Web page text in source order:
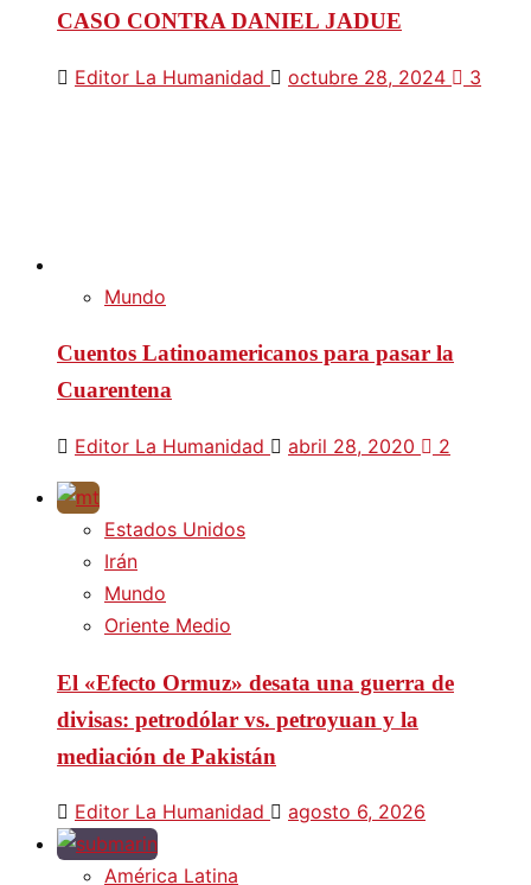
CASO CONTRA DANIEL JADUE
Editor La Humanidad octubre 28, 2024 3
Mundo
Cuentos Latinoamericanos para pasar la
Cuarentena
Editor La Humanidad abril 28, 2020 2
Estados Unidos
Irán
Mundo
Oriente Medio
El «Efecto Ormuz» desata una guerra de
divisas: petrodólar vs. petroyuan y la
mediación de Pakistán
Editor La Humanidad agosto 6, 2026
América Latina